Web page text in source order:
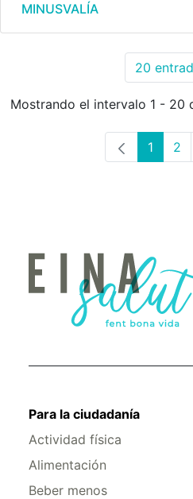
MINUSVALÍA
20
Mostrando el intervalo 1 - 20
Página
1 2
Para la ciudadanía
Actividad física
Alimentación
Beber menos